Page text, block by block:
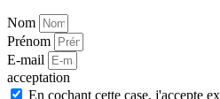
Nom
Prénom
E-mail
acceptation
En cochant cette case, j'accepte